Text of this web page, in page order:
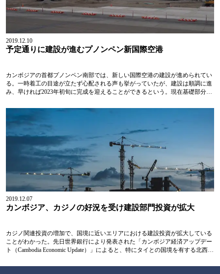
2019.12.10
予定通りに建設が進むプノンペン新国際空港
カンボジアの首都プノンペン南部では、新しい国際空港の建設が進められてい
る。一時着工の目途が立たず心配される声も挙がっていたが、建設は順調に進
み、早ければ2023年初旬に完成を迎えることができるという。現在基礎部分の
ロジェクトを担当する不動産大手のOCIC（Overseas Cambodia Investment
Corporation）は、振興開発地域「ダイアモンド・アイランド（Diamond
Island）」やプノンペンのランドマーク的コンドミニアム「オリンピアシティ
（Olympia City）」...
2019.12.07
カンボジア、カジノの好況を受け建設部門投資が拡大
カジノ関連投資の増加で、国境に近いエリアにおける建設投資が拡大している
ことがわかった。先日世界銀行により発表された「カンボジア経済アップデー
ト（Cambodia Economic Update）」によると、特にタイとの国境を有する北西部
ン州バベット、南部シアヌークビル州などにおける建設部門がカジノ関連投資